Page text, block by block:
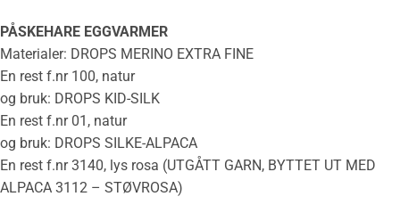
PÅSKEHARE EGGVARMER
Materialer: DROPS MERINO EXTRA FINE
En rest f.nr 100, natur
og bruk: DROPS KID-SILK
En rest f.nr 01, natur
og bruk: DROPS SILKE-ALPACA
En rest f.nr 3140, lys rosa (UTGÅTT GARN, BYTTET UT MED
ALPACA 3112 – STØVROSA)